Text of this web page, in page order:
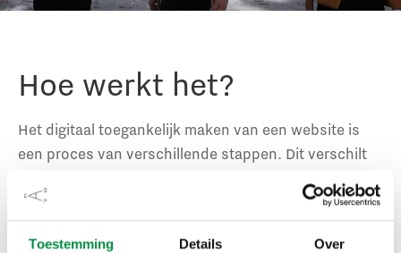
Toestemming Details Over
Hoe werkt het?
Het digitaal toegankelijk maken van een website is
een proces van verschillende stappen. Dit verschilt
toegankelijk de techniek en content op dit moment al
is. Allereerst is het van belang dat er een verklaring